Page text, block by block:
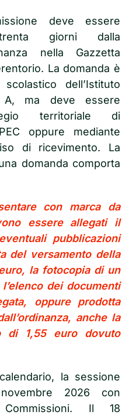
deve essere
giorni dalla
nella Gazzetta
La domanda è
dell’Istituto
A, ma deve essere
territoriale di
oppure mediante
di ricevimento. La
domanda comporta
con marca da
essere allegati il
pubblicazioni
del versamento della
la fotocopia di un
dei documenti
oppure prodotta
anche la
di 1,55 euro dovuto
la sessione
2026 con
Commissioni. Il 18